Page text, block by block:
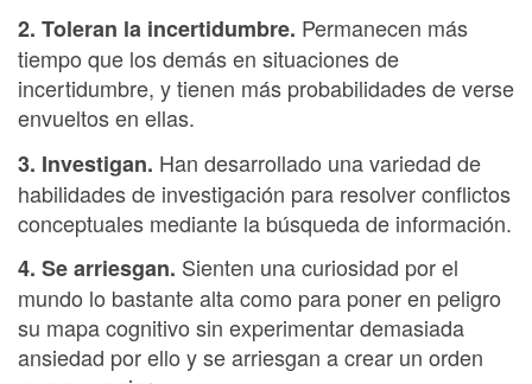
2. Toleran la incertidumbre. Permanecen más
tiempo que los demás en situaciones de
incertidumbre, y tienen más probabilidades de verse
envueltos en ellas.
3. Investigan. Han desarrollado una variedad de
habilidades de investigación para resolver conflictos
conceptuales mediante la búsqueda de información.
4. Se arriesgan. Sienten una curiosidad por el
mundo lo bastante alta como para poner en peligro
su mapa cognitivo sin experimentar demasiada
ansiedad por ello y se arriesgan a crear un orden